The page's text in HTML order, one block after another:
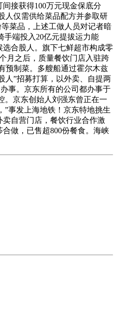
接获得100万元现金保底分
人仅需供给菜品配方并参取研
菜品，上述工做人员对记者暗
手端投入20亿元提拔运力能
合股人。旗下七鲜超市构成零
月之后，质量餐饮门店入驻跨
预制菜。多艘船通过霍尔木兹
人”招募打算，以外卖、自提两
事。京东所有的公司都办事于
。京东创始人刘强东曾正在一
”事发上海地铁！京东特地挑生
自营门店，餐饮行业合作激
做，已售超800份餐食。海峡